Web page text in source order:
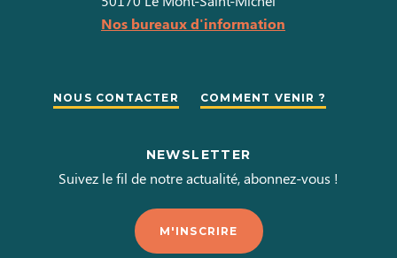
Nos bureaux d'information
NOUS CONTACTER COMMENT VENIR ?
NEWSLETTER
Suivez le fil de notre actualité, abonnez-vous !
M'INSCRIRE